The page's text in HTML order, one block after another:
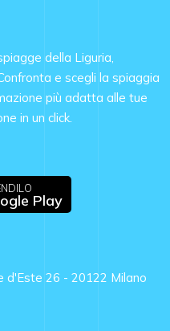
della Liguria,
e scegli la spiaggia
più adatta alle tue
in un click.
Play
d'Este 26 - 20122 Milano